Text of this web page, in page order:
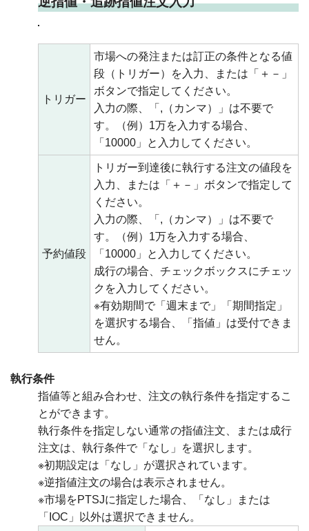
トリガー
市場への発注または訂正の条件となる値
段（トリガー）を入力、または「＋－」
ボタンで指定してください。
入力の際、「,（カンマ）」は不要で
す。（例）1万を入力する場合、
「10000」と入力してください。
予約値段
トリガー到達後に執行する注文の値段を
入力、または「＋－」ボタンで指定して
ください。
入力の際、「,（カンマ）」は不要で
す。（例）1万を入力する場合、
「10000」と入力してください。
成行の場合、チェックボックスにチェッ
クを入力してください。
※有効期間で「週末まで」「期間指定」
を選択する場合、「指値」は受付できま
せん。
執行条件
指値等と組み合わせ、注文の執行条件を指定するこ
とができます。
執行条件を指定しない通常の指値注文、または成行
注文は、執行条件で「なし」を選択します。
※初期設定は「なし」が選択されています。
※逆指値注文の場合は表示されません。
※市場をPTSJに指定した場合、「なし」または
「IOC」以外は選択できません。